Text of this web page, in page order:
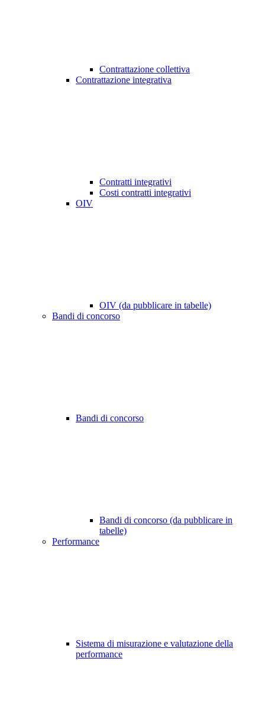
Contrattazione collettiva
Contrattazione integrativa
Contratti integrativi
Costi contratti integrativi
OIV
OIV (da pubblicare in tabelle)
Bandi di concorso
Bandi di concorso
Bandi di concorso (da pubblicare in
tabelle)
Performance
Sistema di misurazione e valutazione della
performance